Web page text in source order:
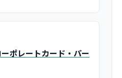
ポレートカード・パー